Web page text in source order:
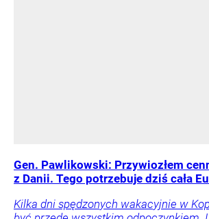
Gen. Pawlikowski: Przywiozłem
z Danii. Tego potrzebuje dziś cała
Kilka dni spędzonych wakacyjnie w